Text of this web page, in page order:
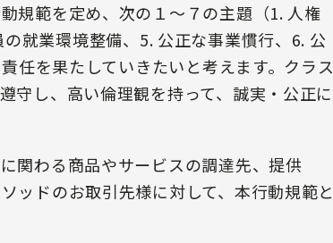
規範を定め、次の１～７の主題（1. 人権
就業環境整備、5. 公正な事業慣行、6. 公
任を果たしていきたいと考えます。クラス
守し、高い倫理観を持って、誠実・公正に
関わる商品やサービスの調達先、提供
ッドのお取引先様に対して、本行動規範と